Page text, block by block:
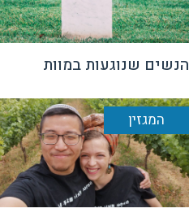
הנשים שנוגעות במוות
המגזין